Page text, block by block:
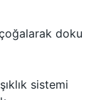
doku
sistemi